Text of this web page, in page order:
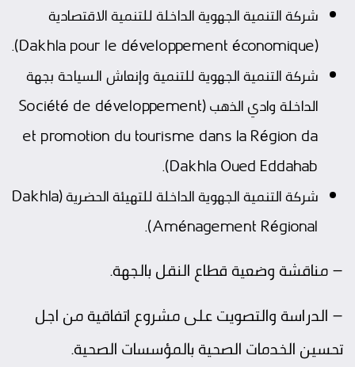
شركة التنمية الجهوية الداخلة للتنمية الاقتصادية
(Dakhla pour le développement économique).
شركة التنمية الجهوية للتنمية وإنعاش السياحة بجهة
الداخلة وادي الذهب (Société de développement
et promotion du tourisme dans la Région da
Dakhla Oued Eddahab).
شركة التنمية الجهوية الداخلة للتهيئة الحضرية (Dakhla
Aménagement Régional).
– مناقشة وضعية قطاع النقل بالجهة.
– الدراسة والتصويت على مشروع اتفاقية من اجل
تحسين الخدمات الصحية بالمؤسسات الصحية.